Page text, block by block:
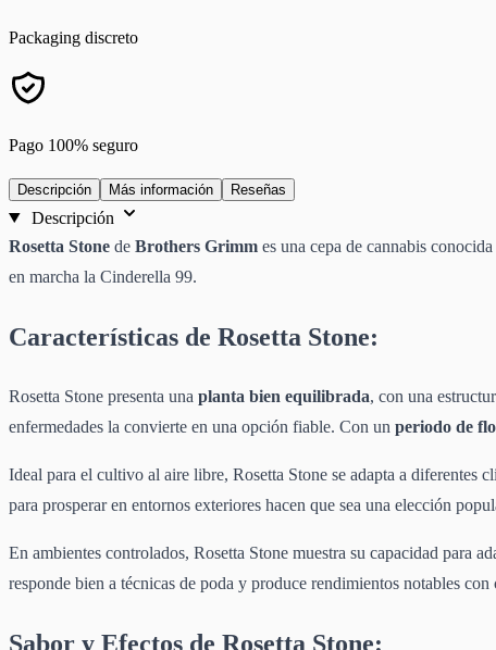
Packaging discreto
Pago 100% seguro
Descripción Más información Reseñas
Descripción
Rosetta Stone de Brothers Grimm es una cepa de cannabis
en marcha la Cinderella 99.
Características de Rosetta Stone:
Rosetta Stone presenta una planta bien equilibrada, con una
enfermedades la convierte en una opción fiable. Con un periodo de
Ideal para el cultivo al aire libre, Rosetta Stone se adapta a diferentes
para prosperar en entornos exteriores hacen que sea una elección
En ambientes controlados, Rosetta Stone muestra su capacidad para
responde bien a técnicas de poda y produce rendimientos notables
Sabor y Efectos de Rosetta Stone: